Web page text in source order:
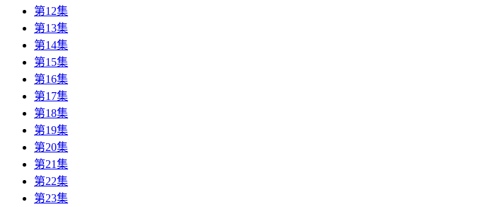
第12集
第13集
第14集
第15集
第16集
第17集
第18集
第19集
第20集
第21集
第22集
第23集